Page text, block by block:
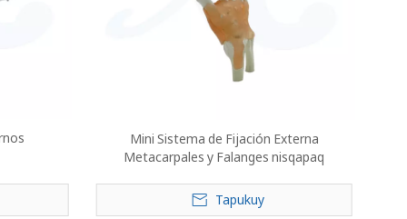
Mini Sistema de Fijación Externa
Metacarpales y Falanges nisqapaq
Tapukuy